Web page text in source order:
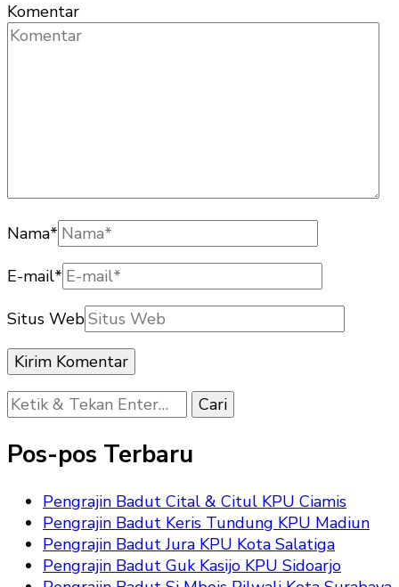
Komentar
Nama*
E-mail*
Situs Web
Mencari
Sesuatu?
Pos-pos Terbaru
Pengrajin Badut Cital & Citul KPU Ciamis
Pengrajin Badut Keris Tundung KPU Madiun
Pengrajin Badut Jura KPU Kota Salatiga
Pengrajin Badut Guk Kasijo KPU Sidoarjo